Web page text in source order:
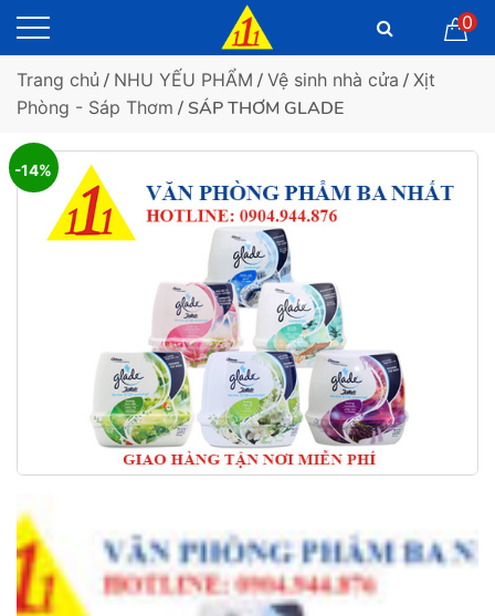
0
Trang chủ / NHU YẾU PHẨM / Vệ sinh nhà cửa / Xịt
Phòng - Sáp Thơm / SÁP THƠM GLADE
-14%